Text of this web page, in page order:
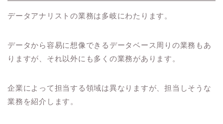
データアナリストの業務は多岐にわたります。
データから容易に想像できるデータベース周りの業務もあ
りますが、それ以外にも多くの業務があります。
企業によって担当する領域は異なりますが、担当しそうな
業務を紹介します。